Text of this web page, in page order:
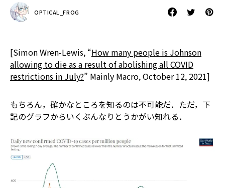
OPTICAL_FROG
[Simon Wren-Lewis, “How many people is Johnson
allowing to die as a result of abolishing all COVID
restrictions in July?” Mainly Macro, October 12, 2021]
もちろん，確かなところを知るのは不可能だ．ただ，下
記のグラフからいくぶんなりとうかがい知れる．